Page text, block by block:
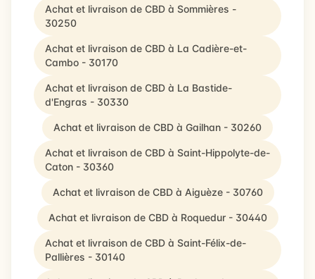
Achat et livraison de CBD à Sommières -
30250
Achat et livraison de CBD à La Cadière-et-
Cambo - 30170
Achat et livraison de CBD à La Bastide-
d'Engras - 30330
Achat et livraison de CBD à Gailhan - 30260
Achat et livraison de CBD à Saint-Hippolyte-de-
Caton - 30360
Achat et livraison de CBD à Aiguèze - 30760
Achat et livraison de CBD à Roquedur - 30440
Achat et livraison de CBD à Saint-Félix-de-
Pallières - 30140